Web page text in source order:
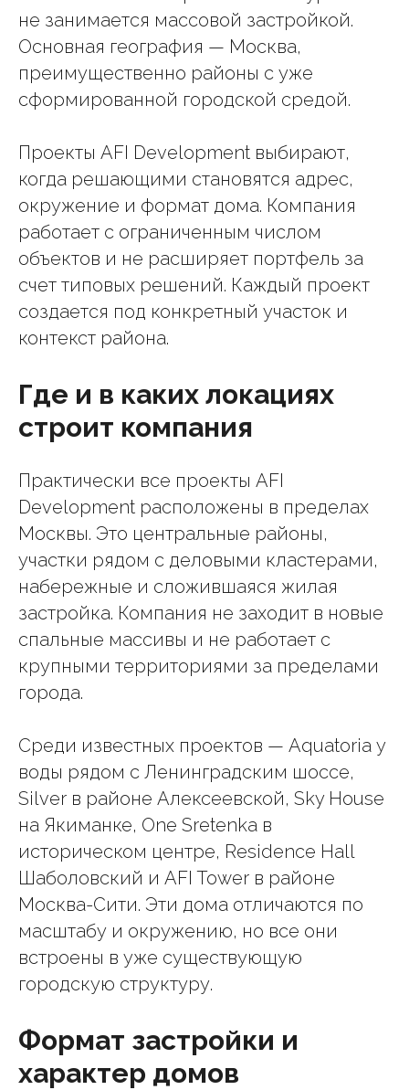
не занимается массовой застройкой.
Основная география — Москва,
преимущественно районы с уже
сформированной городской средой.
Проекты AFI Development выбирают,
когда решающими становятся адрес,
окружение и формат дома. Компания
работает с ограниченным числом
объектов и не расширяет портфель за
счет типовых решений. Каждый проект
создается под конкретный участок и
контекст района.
Где и в каких локациях
строит компания
Практически все проекты AFI
Development расположены в пределах
Москвы. Это центральные районы,
участки рядом с деловыми кластерами,
набережные и сложившаяся жилая
застройка. Компания не заходит в новые
спальные массивы и не работает с
крупными территориями за пределами
города.
Среди известных проектов — Aquatoria у
воды рядом с Ленинградским шоссе,
Silver в районе Алексеевской, Sky House
на Якиманке, One Sretenka в
историческом центре, Residence Hall
Шаболовский и AFI Tower в районе
Москва-Сити. Эти дома отличаются по
масштабу и окружению, но все они
встроены в уже существующую
городскую структуру.
Формат застройки и
характер домов